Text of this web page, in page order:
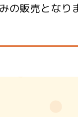
の販売となり